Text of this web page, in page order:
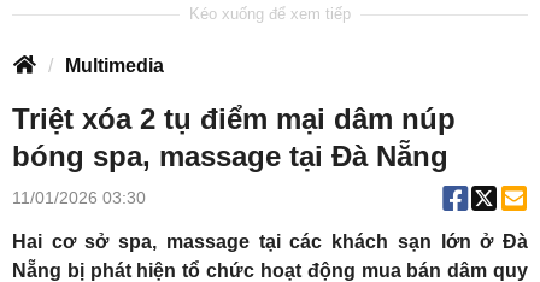
Multimedia
Triệt xóa 2 tụ điểm mại dâm núp
bóng spa, massage tại Đà Nẵng
11/01/2026 03:30
Hai cơ sở spa, massage tại các khách sạn lớn ở Đà
Nẵng bị phát hiện tổ chức hoạt động mua bán dâm quy